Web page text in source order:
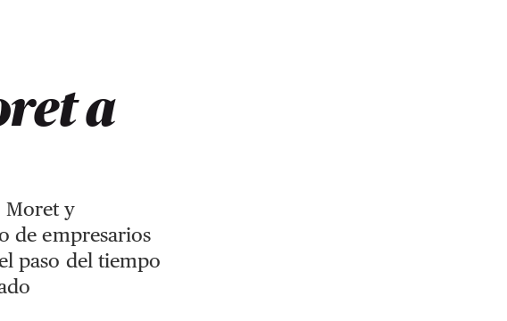
a
Moret y
de empresarios
paso del tiempo